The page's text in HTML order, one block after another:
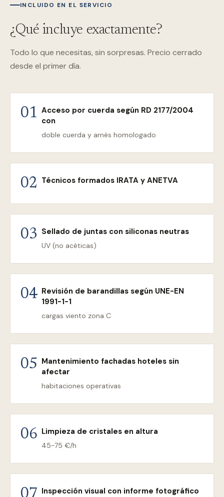
INCLUIDO EN EL SERVICIO
¿Qué incluye exactamente?
Todo lo que necesitas, sin sorpresas. Precio cerrado
desde el primer día.
01 Acceso por cuerda según RD 2177/2004
con
doble cuerda y arnés homologado
02 Técnicos formados IRATA y ANETVA
03 Sellado de juntas con siliconas neutras
UV (no acéticas)
04 Revisión de barandillas según UNE-EN
1991-1-1
cargas viento zona C
05 Mantenimiento fachadas hoteles sin
afectar
habitaciones operativas
06 Limpieza de cristales en altura
45-75 €/h
Inspección visual con informe fotográfico